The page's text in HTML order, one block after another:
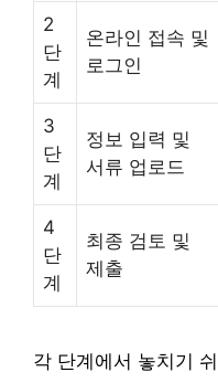
2
단
계
온라인 접속 및
로그인
3
단
계
정보 입력 및
서류 업로드
4
단
계
최종 검토 및
제출
각 단계에서 놓치기